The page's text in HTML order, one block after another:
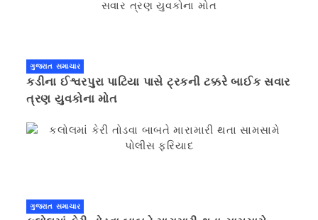
ગુજરાત સમાચાર
કડીના ઈશ્વરપુરા પાટિયા પાસે ટ્રકની ટક્કરે બાઈક સવાર
ત્રણ યુવકોના મોત
ગુજરાત સમાચાર